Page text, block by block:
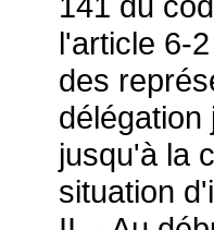
l'article 6-
des
délégation
jusqu'à la
situation